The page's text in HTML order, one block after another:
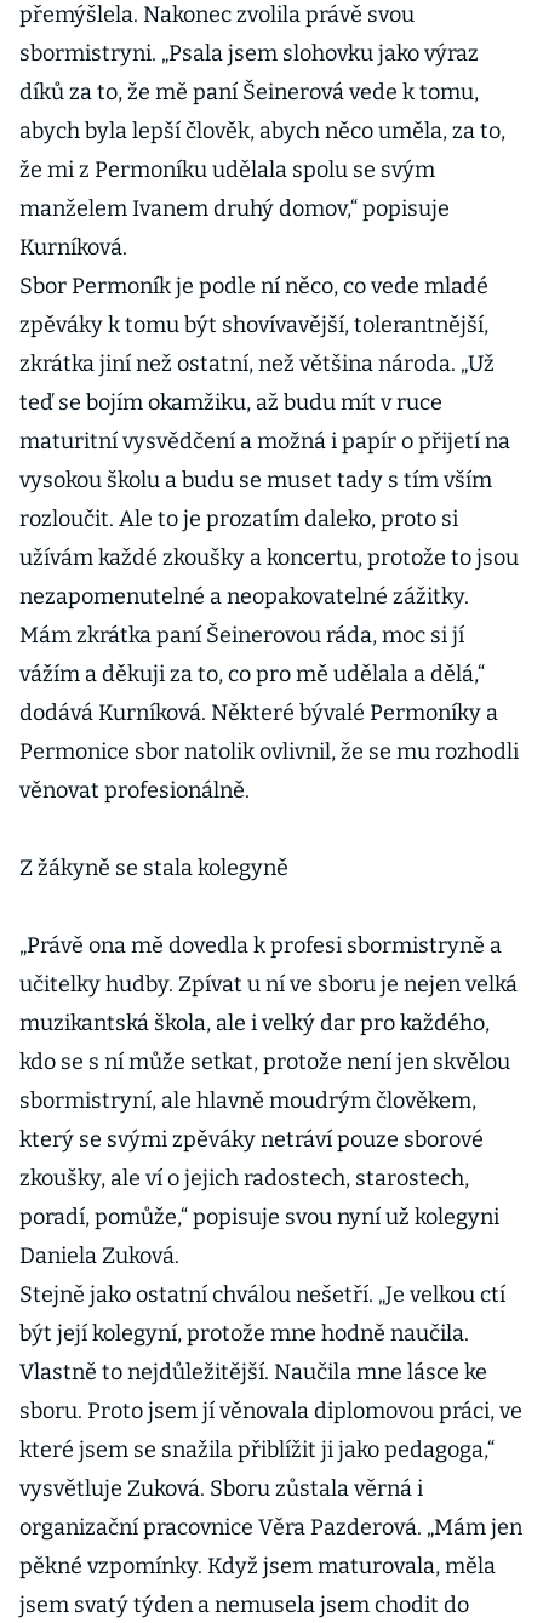
přemýšlela. Nakonec zvolila právě svou
sbormistryni. „Psala jsem slohovku jako výraz
díků za to, že mě paní Šeinerová vede k tomu,
abych byla lepší člověk, abych něco uměla, za to,
že mi z Permoníku udělala spolu se svým
manželem Ivanem druhý domov,“ popisuje
Kurníková.
Sbor Permoník je podle ní něco, co vede mladé
zpěváky k tomu být shovívavější, tolerantnější,
zkrátka jiní než ostatní, než většina národa. „Už
teď se bojím okamžiku, až budu mít v ruce
maturitní vysvědčení a možná i papír o přijetí na
vysokou školu a budu se muset tady s tím vším
rozloučit. Ale to je prozatím daleko, proto si
užívám každé zkoušky a koncertu, protože to jsou
nezapomenutelné a neopakovatelné zážitky.
Mám zkrátka paní Šeinerovou ráda, moc si jí
vážím a děkuji za to, co pro mě udělala a dělá,“
dodává Kurníková. Některé bývalé Permoníky a
Permonice sbor natolik ovlivnil, že se mu rozhodli
věnovat profesionálně.
Z žákyně se stala kolegyně
„Právě ona mě dovedla k profesi sbormistryně a
učitelky hudby. Zpívat u ní ve sboru je nejen velká
muzikantská škola, ale i velký dar pro každého,
kdo se s ní může setkat, protože není jen skvělou
sbormistryní, ale hlavně moudrým člověkem,
který se svými zpěváky netráví pouze sborové
zkoušky, ale ví o jejich radostech, starostech,
poradí, pomůže,“ popisuje svou nyní už kolegyni
Daniela Zuková.
Stejně jako ostatní chválou nešetří. „Je velkou ctí
být její kolegyní, protože mne hodně naučila.
Vlastně to nejdůležitější. Naučila mne lásce ke
sboru. Proto jsem jí věnovala diplomovou práci, ve
které jsem se snažila přiblížit ji jako pedagoga,“
vysvětluje Zuková. Sboru zůstala věrná i
organizační pracovnice Věra Pazderová. „Mám jen
pěkné vzpomínky. Když jsem maturovala, měla
jsem svatý týden a nemusela jsem chodit do